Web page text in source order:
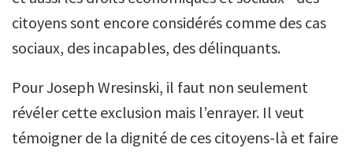
citoyens sont encore considérés comme des cas
sociaux, des incapables, des délinquants.
Pour Joseph Wresinski, il faut non seulement
révéler cette exclusion mais l’enrayer. Il veut
témoigner de la dignité de ces citoyens-là et faire